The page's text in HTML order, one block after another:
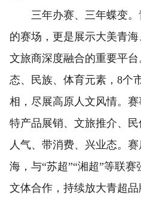
三年办赛、三年蝶变。
的赛场，更是展示大美青
文旅商深度融合的重要平
态、民族、体育元素，8个
相，尽展高原人文风情。
特产品展销、文旅推介、
人气、带消费、兴业态。
海，与“苏超”“湘超”等联
文体合作，持续放大青超品